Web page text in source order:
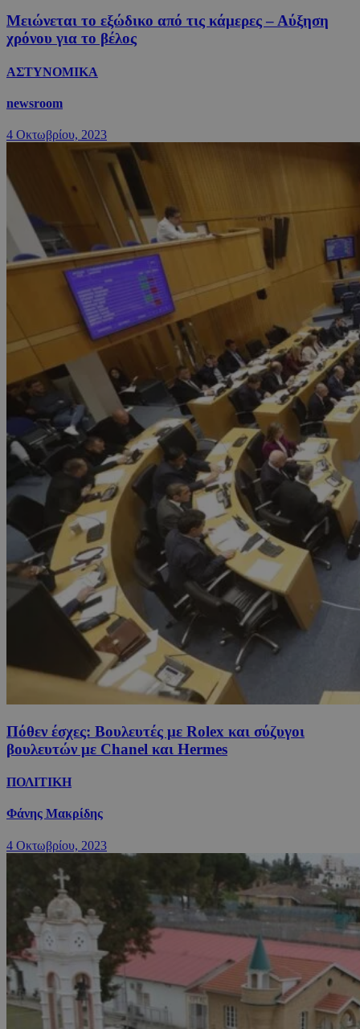
Μειώνεται το εξώδικο από τις κάμερες – Αύξηση
χρόνου για το βέλος
ΑΣΤΥΝΟΜΙΚΑ
newsroom
4 Οκτωβρίου, 2023
Πόθεν έσχες: Βουλευτές με Rolex και σύζυγοι
βουλευτών με Chanel και Hermes
ΠΟΛΙΤΙΚΗ
Φάνης Μακρίδης
4 Οκτωβρίου, 2023